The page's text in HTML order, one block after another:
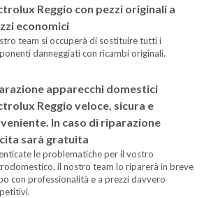
Reggio con pezzi originali a
economici
team si occuperà di sostituire tutti i
danneggiati con ricambi originali.
apparecchi domestici
Reggio veloce, sicura e
In caso di riparazione
sarà gratuita
le problematiche per il vostro
il nostro team lo riparerà in breve
con professionalità e a prezzi davvero